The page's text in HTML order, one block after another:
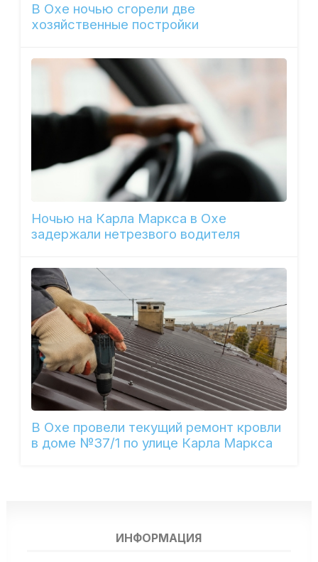
В Охе ночью сгорели две
хозяйственные постройки
Ночью на Карла Маркса в Охе
задержали нетрезвого водителя
В Охе провели текущий ремонт кровли
в доме №37/1 по улице Карла Маркса
ИНФОРМАЦИЯ